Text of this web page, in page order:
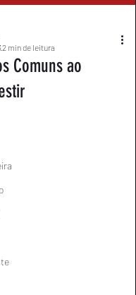
Comuns ao
2 min de leitura
NaN de 5 estrelas.